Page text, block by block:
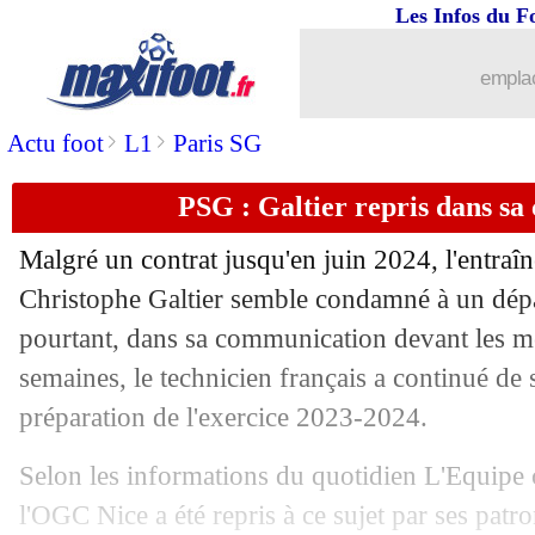
Actu foot> L1 > Paris SG
Les Infos du
PSG : Galtier repris dans
Malgré un contrat jusqu'en juin 2024,
Christophe Galtier semble condamné à un
pourtant, dans sa communication devant les
semaines, le technicien français a continué de
préparation de l'exercice 2023-2024.
Selon les informations du quotidien L'Equipe
l'OGC Nice a été repris à ce sujet par ses
: Perez sous le charme de
21/05 L1: AC Ajaccio 0-5 Rennes (fini)
21/05 Auxerre: le plan de Pélissier face au
21/05 L1: Brest-Clermont, les compos
21/05 : Reims-Angers, les compos
21/05 L1: Troyes-Strasbourg, les compos
L1 : Nice-Toulouse, les compos